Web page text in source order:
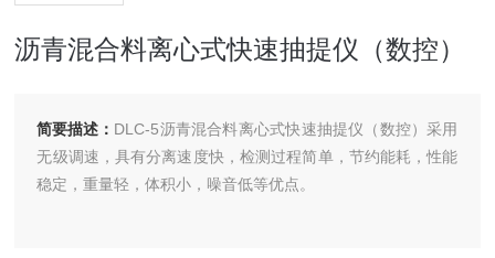
沥青混合料离心式快速抽提仪（数控）
简要描述： DLC-5沥青混合料离心式快速抽提仪（数控）采用
无级调速，具有分离速度快，检测过程简单，节约能耗，性能
稳定，重量轻，体积小，噪音低等优点。